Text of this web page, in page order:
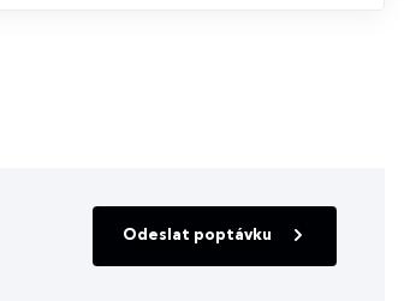
Odeslat poptávku